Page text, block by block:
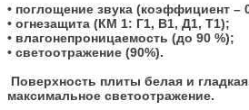
• поглощение звука (коэффициент –
• огнезащита (КМ 1: Г1, В1, Д1, Т1);
• влагонепроницаемость (до 90 %);
• светоотражение (90%).
Поверхность плиты белая и
максимальное светоотражение.